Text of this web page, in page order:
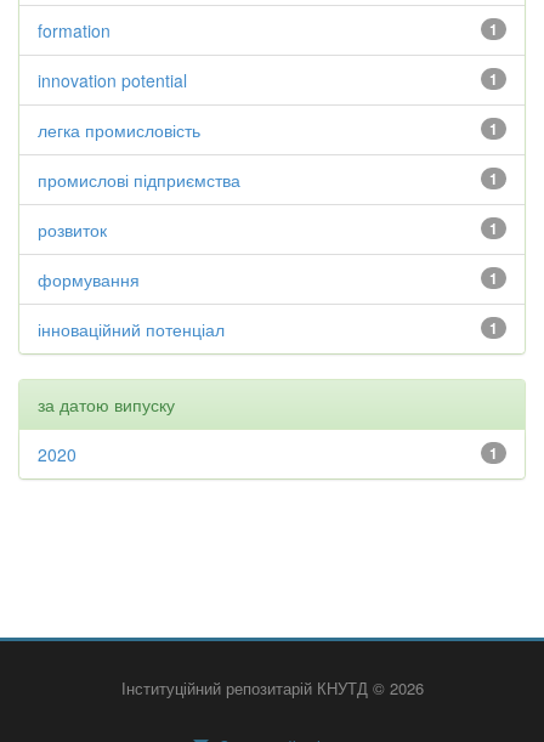
1
formation
1
innovation potential
1
легка промисловість
1
промислові підприємства
1
розвиток
1
формування
1
інноваційний потенціал
за датою випуску
1
2020
Інституційний репозитарій КНУТД © 2026